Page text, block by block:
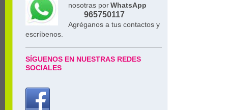
nosotras porWhatsApp
965750117
Agréganos a tus contactos y
escríbenos.
SÍGUENOS EN NUESTRAS REDES
SOCIALES